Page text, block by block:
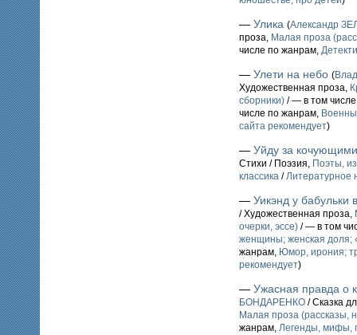
— Улика (Александр
проза, Малая проза
числе по жанрам,
— Улети на небо (
Художественная проза,
сборники) / — в том
числе по жанрам,
сайта рекомендует)
— Уйду за
Стихи / Поэзия, Поэты,
классика /Литературное
— Уикэнд у бабульки
/ Художественная проза,
очерки, эссе) / — в том
женщины; женская доля;
жанрам, Юмор, ирония;
рекомендует)
— Ужасная правда о
БОНДАРЕНКО / Сказка
Малая проза (рассказы,
жанрам, Легенды, мифы,